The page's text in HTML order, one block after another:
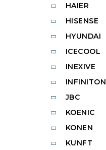
HAIER
HISENSE
HYUNDAI
ICECOOL
INEXIVE
INFINITON
JBC
KOENIC
KONEN
KUNFT